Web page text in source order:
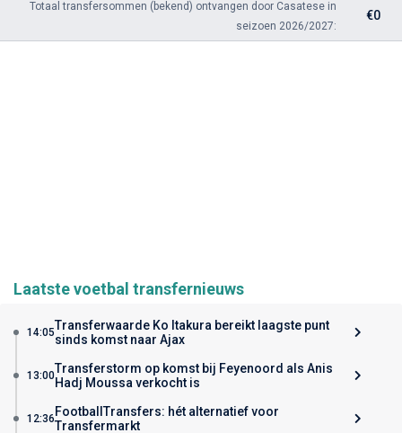
Totaal transfersommen (bekend) ontvangen door Casatese in
seizoen 2026/2027:
€0
Laatste voetbal transfernieuws
14:05Transferwaarde Ko Itakura bereikt laagste punt
sinds komst naar Ajax
13:00Transferstorm op komst bij Feyenoord als Anis
Hadj Moussa verkocht is
12:36FootballTransfers: hét alternatief voor
Transfermarkt